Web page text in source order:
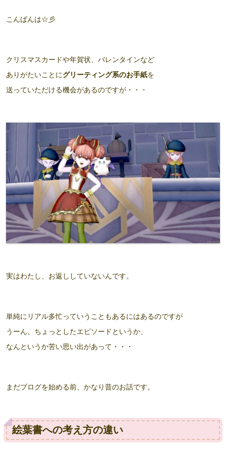
こんばんは☆彡
クリスマスカードや年賀状、バレンタインなど
ありがたいことにグリーティング系のお手紙を
送っていただける機会があるのですが・・・
実はわたし、お返ししていないんです。
単純にリアル多忙っていうこともあるにはあるのですが
うーん、ちょっとしたエピソードというか、
なんというか苦い思い出があって・・・
まだブログを始める前、かなり昔のお話です。
絵葉書への考え方の違い